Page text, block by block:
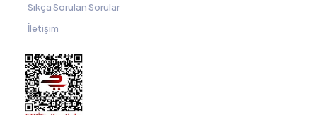
Sıkça Sorulan Sorular
İletişim